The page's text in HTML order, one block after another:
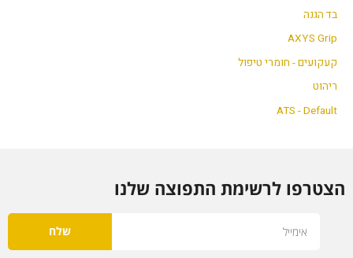
בד הגנה
AXYS Grip
קעקועים - חומרי טיפול
ריהוט
ATS - Default
הצטרפו לרשימת התפוצה שלנו
שלח